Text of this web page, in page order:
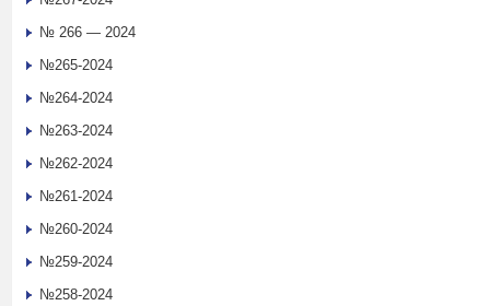
№ 266 — 2024
№265-2024
№264-2024
№263-2024
№262-2024
№261-2024
№260-2024
№259-2024
№258-2024